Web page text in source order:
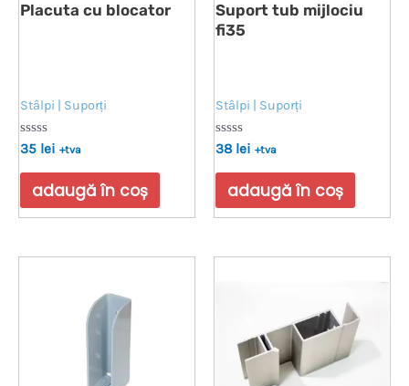
Placuta cu blocator
Stâlpi | Suporți
Evaluat
0
din
35 lei +tva
adaugă în coș
Suport tub mijlociu
fi35
Stâlpi | Suporți
Evaluat
0
din
38 lei +tva
adaugă în coș